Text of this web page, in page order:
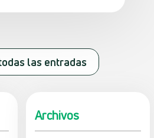
las entradas
Archivos